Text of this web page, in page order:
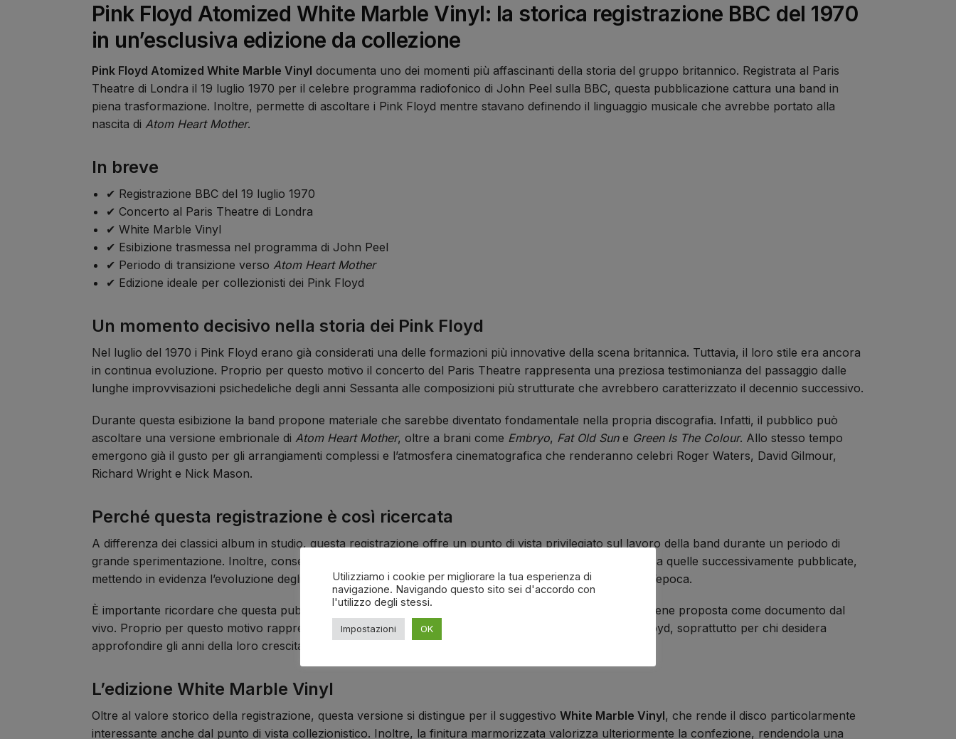
Pink Floyd Atomized White Marble Vinyl: la storica registrazione BBC del 1970
in un’esclusiva edizione da collezione
Pink Floyd Atomized White Marble Vinyl documenta uno dei momenti più affascinanti della storia del gruppo britannico. Registrata al Paris
Theatre di Londra il 19 luglio 1970 per il celebre programma radiofonico di John Peel sulla BBC, questa pubblicazione cattura una band in
piena trasformazione. Inoltre, permette di ascoltare i Pink Floyd mentre stavano definendo il linguaggio musicale che avrebbe portato alla
nascita di Atom Heart Mother.
In breve
✔ Registrazione BBC del 19 luglio 1970
✔ Concerto al Paris Theatre di Londra
✔ White Marble Vinyl
✔ Esibizione trasmessa nel programma di John Peel
✔ Periodo di transizione verso Atom Heart Mother
✔ Edizione ideale per collezionisti dei Pink Floyd
Un momento decisivo nella storia dei Pink Floyd
Nel luglio del 1970 i Pink Floyd erano già considerati una delle formazioni più innovative della scena britannica. Tuttavia, il loro stile era ancora
in continua evoluzione. Proprio per questo motivo il concerto del Paris Theatre rappresenta una preziosa testimonianza del passaggio dalle
lunghe improvvisazioni psichedeliche degli anni Sessanta alle composizioni più strutturate che avrebbero caratterizzato il decennio successivo.
Durante questa esibizione la band propone materiale che sarebbe diventato fondamentale nella propria discografia. Infatti, il pubblico può
ascoltare una versione embrionale di Atom Heart Mother, oltre a brani come Embryo, Fat Old Sune Green Is The Colour. Allo stesso tempo
emergono già il gusto per gli arrangiamenti complessi e l’atmosfera cinematografica che renderanno celebri Roger Waters, David Gilmour,
Richard Wright e Nick Mason.
Perché questa registrazione è così ricercata
A differenza dei classici album in studio, questa registrazione offre un punto di vista privilegiato sul lavoro della band durante un periodo di
grande sperimentazione. Inoltre, consente di ascoltare alcune composizioni in versioni differenti rispetto a quelle successivamente pubblicate,
mettendo in evidenza l’evoluzione degli arrangiamenti e l’approccio improvvisativo tipico dei concerti dell’epoca.
È importante ricordare che questa pubblicazione nasce da una storica trasmissione radiofonica BBC e viene proposta come documento dal
vivo. Proprio per questo motivo rappresenta un complemento ideale alla discografia ufficiale dei Pink Floyd, soprattutto per chi desidera
approfondire gli anni della loro crescita artistica.
L’edizione White Marble Vinyl
Oltre al valore storico della registrazione, questa versione si distingue per il suggestivo White Marble Vinyl, che rende il disco particolarmente
interessante anche dal punto di vista collezionistico. Inoltre, la finitura marmorizzata valorizza ulteriormente la confezione, rendendola una
Utilizziamo i cookie per migliorare la tua esperienza di
navigazione. Navigando questo sito sei d'accordo con
l'utilizzo degli stessi.
Impostazioni OK